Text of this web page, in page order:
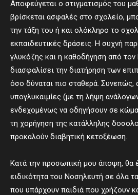
Αποφεύγεται ο στιγματισμός του
βρίσκεται ασφαλές στο σχολείο,
την τάξη του ή και ολόκληρο το
εκπαιδευτικές δράσεις. Η συχνή
γλυκόζης και η καθοδήγηση από
διασφαλίσει την διατήρηση των
όσο δύναται πιο σταθερά.
υπογλυκαιμίες (με τη λήψη
ενδεχομένως να οδηγήσουν σε κώμα
τη χορήγηση της κατάλληλης
προκαλούν διαβητική κετοξέωση.
Κατά την προσωπική μου άποψη, θα
ειδικότητα του Νοσηλευτή σε όλα
που υπάρχουν παιδιά που χρήζουν